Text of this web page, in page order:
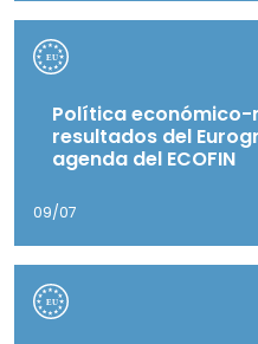
Política
resultados del
agenda del ECOFIN
09/07